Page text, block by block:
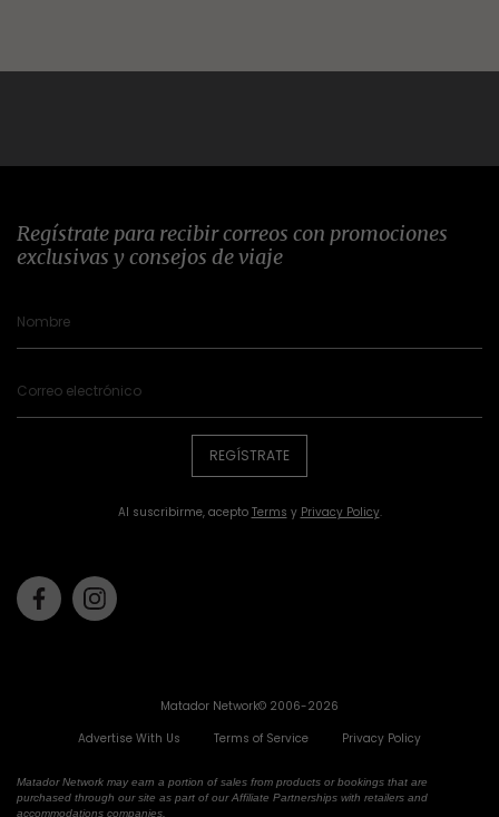
Regístrate para recibir correos con promociones
exclusivas y consejos de viaje
REGÍSTRATE
Al suscribirme, acepto Terms y Privacy Policy.
Facebook
Matador Network© 2006-2026
Advertise With Us
Terms of Service Privacy Policy
Matador Network may earn a portion of sales from products or bookings that are
purchased through our site as part of our Affiliate Partnerships with retailers and
accommodations companies.